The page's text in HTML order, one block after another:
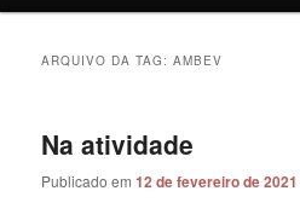
ARQUIVO DA TAG:AMBEV
Na atividade
Publicado em12 de fevereiro de 2021